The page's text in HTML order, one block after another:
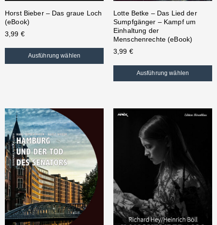
Horst Bieber – Das graue Loch
(eBook)
3,99 €
Ausführung wählen
Lotte Betke – Das Lied der
Sumpfgänger – Kampf um
Einhaltung der
Menschenrechte (eBook)
3,99 €
Ausführung wählen